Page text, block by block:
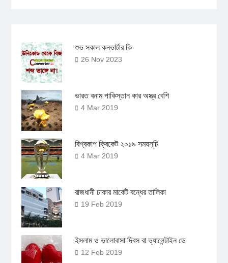
শুভ সকাল কনভার্টার কি
26 Nov 2023
ভারত বনাম পাকিস্তান কার অস্ত্র বেশি
4 Mar 2019
বিশ্বকাপ ক্রিকেট ২০১৯ সময়সূচি
4 Mar 2019
রাজধানী ঢাকার মার্কেট বন্ধের তালিকা
19 Feb 2019
ইসলাম ও ভালোবাসা দিবস বা ভ্যালেন্টাইন ডে
12 Feb 2019